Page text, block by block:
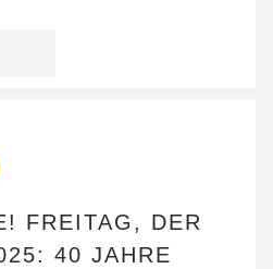
FREITAG, DER
40 JAHRE